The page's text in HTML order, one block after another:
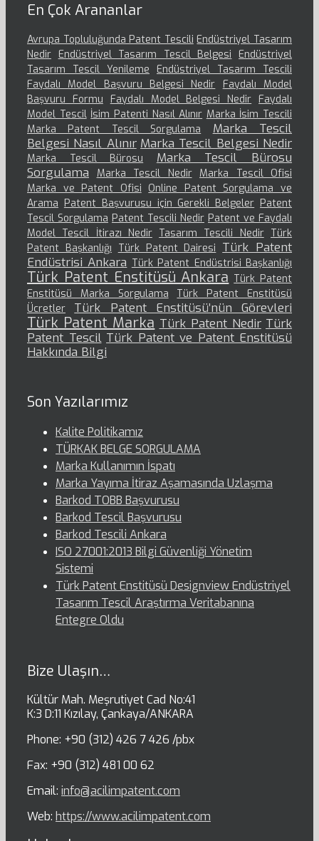
En Çok Arananlar
Avrupa Topluluğunda Patent Tescili Endüstriyel Tasarım
Nedir Endüstriyel Tasarım Tescil Belgesi
Endüstriyel
Tasarım Tescil Yenileme
Endüstriyel Tasarım Tescili
Faydalı Model Başvuru Belgesi Nedir
Faydalı Model
Başvuru Formu
Faydalı Model Belgesi Nedir Faydalı
Model Tescil İsim Patenti Nasıl Alınır Marka İsim Tescili
Marka Patent Tescil Sorgulama
Marka Tescil
Belgesi Nasıl Alınır Marka Tescil Belgesi Nedir
Marka Tescil Bürosu
Marka Tescil Bürosu
Sorgulama
Marka Tescil Nedir Marka Tescil Ofisi
Marka ve Patent Ofisi Online Patent Sorgulama ve
Arama Patent Başvurusu için Gerekli Belgeler Patent
Tescil Sorgulama Patent Tescili Nedir Patent ve Faydalı
Model Tescil İtirazı Nedir Tasarım Tescili Nedir Türk
Patent Başkanlığı Türk Patent Dairesi Türk Patent
Endüstrisi Ankara Türk Patent Endüstrisi Başkanlığı
Türk Patent Enstitüsü Ankara Türk Patent
Enstitüsü Marka Sorgulama
Türk Patent Enstitüsü
Ücretler
Türk Patent Enstitüsü’nün Görevleri
Türk Patent Marka Türk Patent Nedir Türk
Patent Tescil Türk Patent ve Patent Enstitüsü
Hakkında Bilgi
Son Yazılarımız
Kalite Politikamız
TÜRKAK BELGE SORGULAMA
Marka Kullanımın İspatı
Marka Yayıma İtiraz Aşamasında Uzlaşma
Barkod TOBB Başvurusu
Barkod Tescil Başvurusu
Barkod Tescili Ankara
ISO 27001:2013 Bilgi Güvenliği Yönetim
Sistemi
Türk Patent Enstitüsü Designview Endüstriyel
Tasarım Tescil Araştırma Veritabanına
Entegre Oldu
Bize Ulaşın…
Kültür Mah. Meşrutiyet Cad No:41
K:3 D:11 Kızılay, Çankaya/ANKARA
Phone: +90 (312) 426 7 426 /pbx
Fax: +90 (312) 481 00 62
Email: info@acilimpatent.com
Web: https://www.acilimpatent.com